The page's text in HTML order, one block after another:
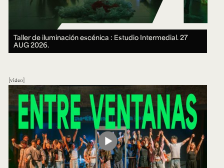
Taller de iluminación escénica : Estudio Intermedial.27
AUG 2026.
video